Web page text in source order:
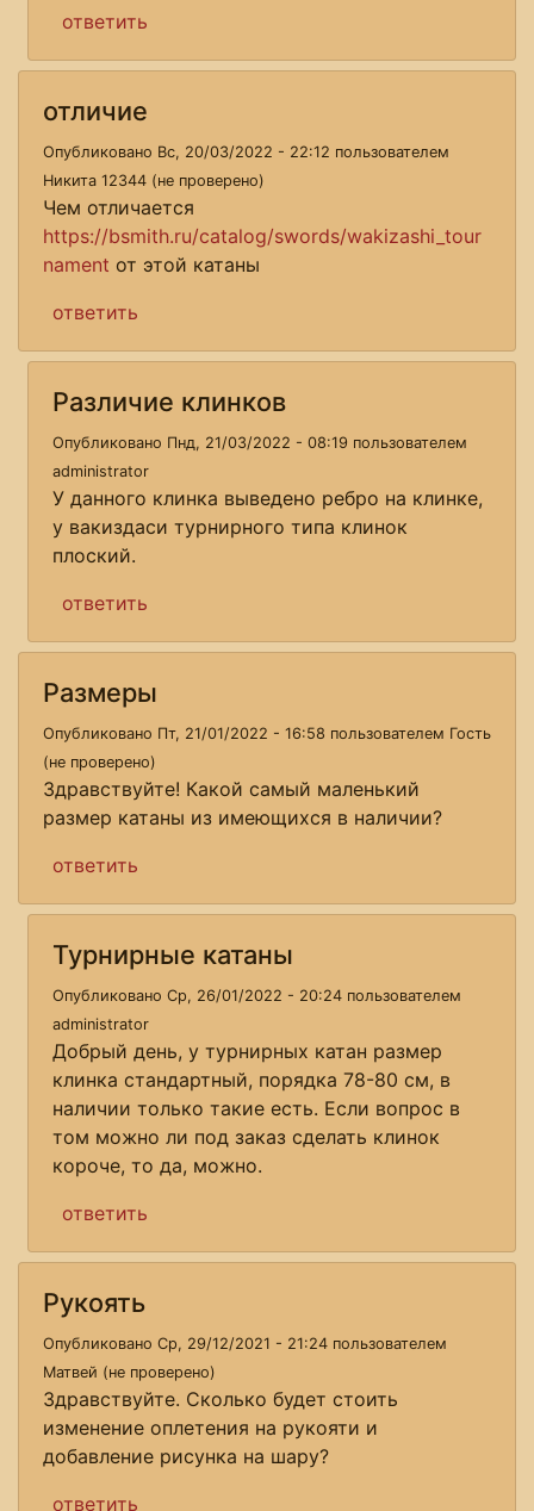
ответить
отличие
Опубликовано Вс, 20/03/2022 - 22:12 пользователем
Никита 12344 (не проверено)
Чем отличается
https://bsmith.ru/catalog/swords/wakizashi_tour
nament от этой катаны
ответить
Различие клинков
Опубликовано Пнд, 21/03/2022 - 08:19 пользователем
administrator
У данного клинка выведено ребро на клинке,
у вакиздаси турнирного типа клинок
плоский.
ответить
Размеры
Опубликовано Пт, 21/01/2022 - 16:58 пользователем Гость
(не проверено)
Здравствуйте! Какой самый маленький
размер катаны из имеющихся в наличии?
ответить
Турнирные катаны
Опубликовано Ср, 26/01/2022 - 20:24 пользователем
administrator
Добрый день, у турнирных катан размер
клинка стандартный, порядка 78-80 см, в
наличии только такие есть. Если вопрос в
том можно ли под заказ сделать клинок
короче, то да, можно.
ответить
Рукоять
Опубликовано Ср, 29/12/2021 - 21:24 пользователем
Матвей (не проверено)
Здравствуйте. Сколько будет стоить
изменение оплетения на рукояти и
добавление рисунка на шару?
ответить